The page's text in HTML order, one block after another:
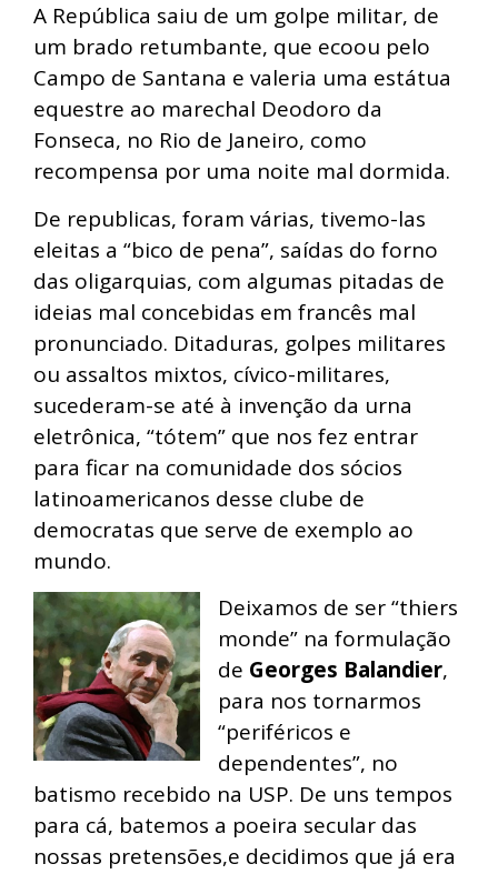
A República saiu de um golpe militar, de
um brado retumbante, que ecoou pelo
Campo de Santana e valeria uma estátua
equestre ao marechal Deodoro da
Fonseca, no Rio de Janeiro, como
recompensa por uma noite mal dormida.
De republicas, foram várias, tivemo-las
eleitas a “bico de pena”, saídas do forno
das oligarquias, com algumas pitadas de
ideias mal concebidas em francês mal
pronunciado. Ditaduras, golpes militares
ou assaltos mixtos, cívico-militares,
sucederam-se até à invenção da urna
eletrônica, “tótem” que nos fez entrar
para ficar na comunidade dos sócios
latinoamericanos desse clube de
democratas que serve de exemplo ao
mundo.
Deixamos de ser “thiers
monde” na formulação
de Georges Balandier,
para nos tornarmos
“periféricos e
dependentes”, no
batismo recebido na USP. De uns tempos
para cá, batemos a poeira secular das
nossas pretensões,e decidimos que já era